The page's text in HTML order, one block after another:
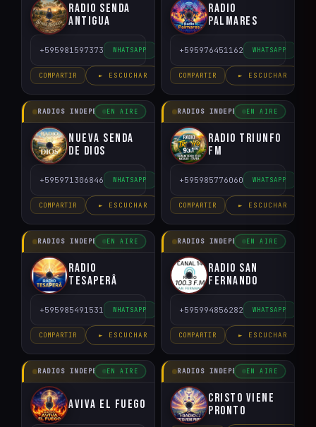
Radio Senda
Antigua
+595981597373 WHATSAPP
COMPARTIR ► ESCUCHAR
Radio
Palmares
+595976451162 WHATSAPP
COMPARTIR ► ESCUCHAR
RADIOS INDEPENDIENTES
EN AIRE
Nueva Senda
de Dios
+595971306846 WHATSAPP
COMPARTIR ► ESCUCHAR
RADIOS INDEPENDIENTES
EN AIRE
Radio Triunfo
FM
+595985776060 WHATSAPP
COMPARTIR ► ESCUCHAR
RADIOS INDEPENDIENTES
EN AIRE
Radio
Tesaperâ
+595985491531 WHATSAPP
COMPARTIR ► ESCUCHAR
RADIOS INDEPENDIENTES
EN AIRE
Radio San
Fernando
+595994856282 WHATSAPP
COMPARTIR ► ESCUCHAR
RADIOS INDEPENDIENTES
EN AIRE
Aviva el Fuego
RADIOS INDEPENDIENTES
EN AIRE
Cristo Viene
Pronto